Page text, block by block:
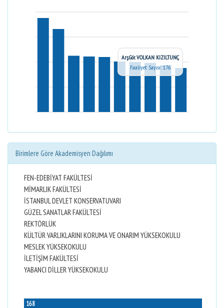
Arş.Gör. VOLKAN KIZILTUNÇ
Faaliyet Sayısı: 176
Birimlere Göre Akademisyen Dağılımı
FEN-EDEBİYAT FAKÜLTESİ
MİMARLIK FAKÜLTESİ
İSTANBUL DEVLET KONSERVATUVARI
GÜZEL SANATLAR FAKÜLTESİ
REKTÖRLÜK
KÜLTÜR VARLIKLARINI KORUMA VE ONARIM YÜKSEKOKULU
MESLEK YÜKSEKOKULU
İLETİŞİM FAKÜLTESİ
YABANCI DİLLER YÜKSEKOKULU
168